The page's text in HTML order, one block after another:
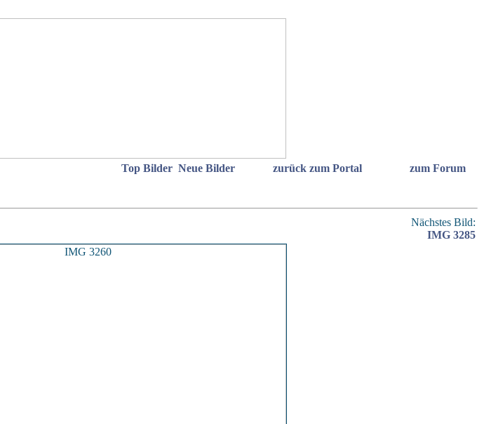
Top Bilder Neue Bilder zurück zum Portal
zum Forum
Nächstes Bild:
IMG 3285